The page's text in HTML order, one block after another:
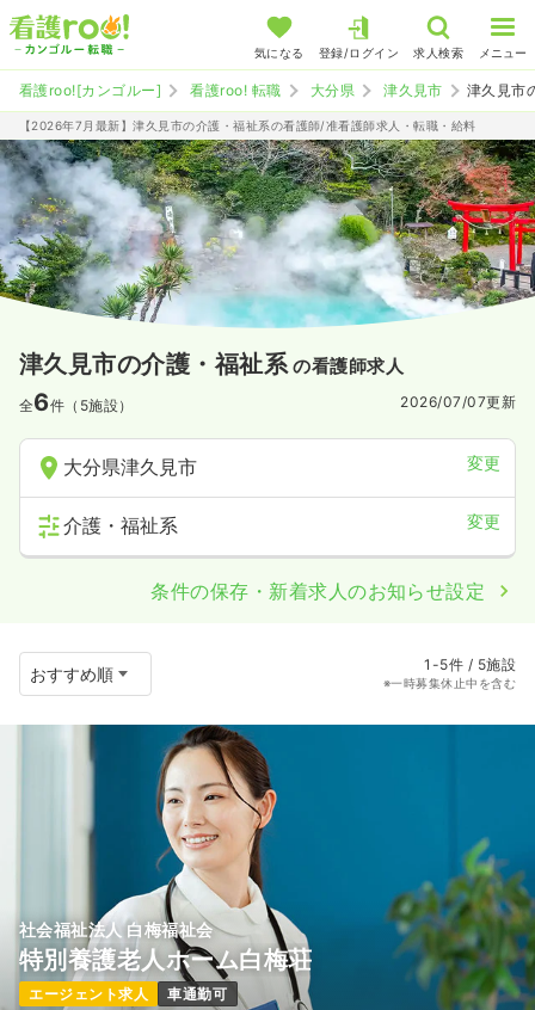
気になる 登録/ログイン 求人検索 メニュー
看護roo![カンゴルー] 看護roo! 転職 大分県 津久見市 津久見市
【2026年7月最新】津久見市の介護・福祉系の看護師/准看護師求人・転職・給料
津久見市の介護・福祉系 の看護師求人
全6件（5施設） 2026/07/07更新
大分県津久見市 変更
介護・福祉系 変更
条件の保存・新着求人のお知らせ設定
1-5件 / 5施設
※一時募集休止中を含む
社会福祉法人 白梅福祉会
特別養護老人ホーム白梅荘
エージェント求人 車通勤可